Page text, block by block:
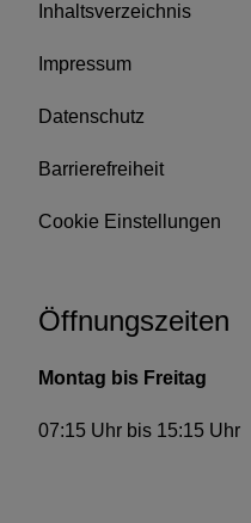
Inhaltsverzeichnis
Impressum
Datenschutz
Barrierefreiheit
Cookie Einstellungen
Öffnungszeiten
Montag bis Freitag
07:15 Uhr bis 15:15 Uhr